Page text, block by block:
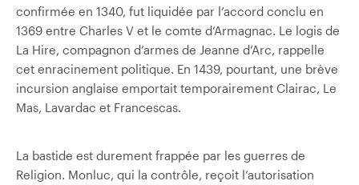
confirmée en 1340, fut liquidée par l’accord conclu en
1369 entre Charles V et le comte d’Armagnac. Le logis de
La Hire, compagnon d’armes de Jeanne d’Arc, rappelle
cet enracinement politique. En 1439, pourtant, une brève
incursion anglaise emportait temporairement Clairac, Le
Mas, Lavardac et Francescas.
La bastide est durement frappée par les guerres de
Religion. Monluc, qui la contrôle, reçoit l’autorisation